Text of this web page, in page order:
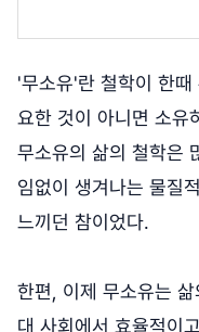
'무소유'란 철학이 한
요한 것이 아니면 소유
무소유의 삶의 철학은
임없이 생겨나는 물질
느끼던 참이었다.
한편, 이제 무소유는
대 사회에서 효율적이